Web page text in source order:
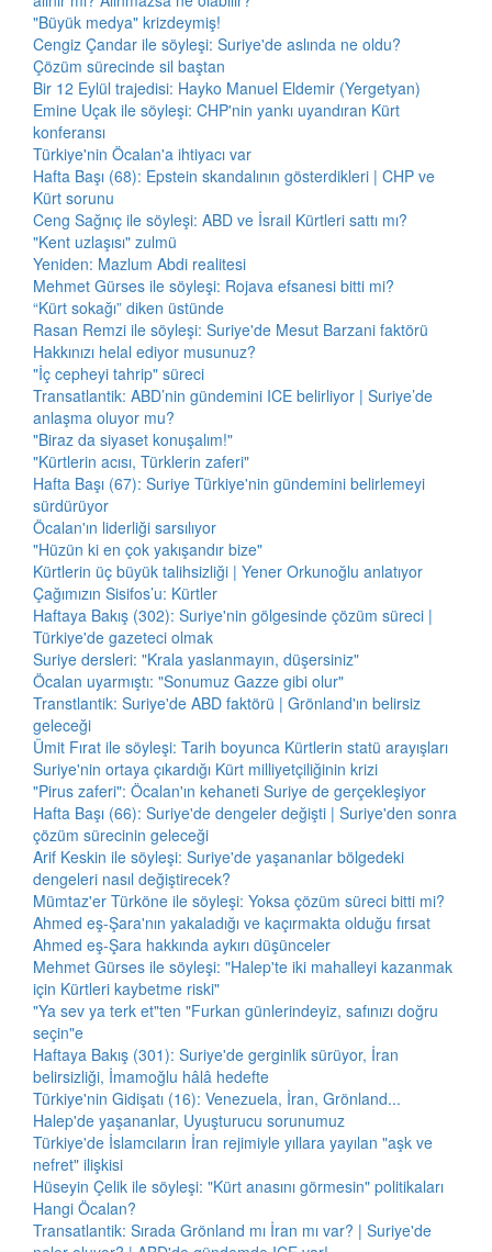
"Büyük medya" krizdeymiş!
Cengiz Çandar ile söyleşi: Suriye'de aslında ne oldu?
Çözüm sürecinde sil baştan
Bir 12 Eylül trajedisi: Hayko Manuel Eldemir (Yergetyan)
Emine Uçak ile söyleşi: CHP'nin yankı uyandıran Kürt
konferansı
Türkiye'nin Öcalan'a ihtiyacı var
Hafta Başı (68): Epstein skandalının gösterdikleri | CHP ve
Kürt sorunu
Ceng Sağnıç ile söyleşi: ABD ve İsrail Kürtleri sattı mı?
"Kent uzlaşısı" zulmü
Yeniden: Mazlum Abdi realitesi
Mehmet Gürses ile söyleşi: Rojava efsanesi bitti mi?
“Kürt sokağı” diken üstünde
Rasan Remzi ile söyleşi: Suriye'de Mesut Barzani faktörü
Hakkınızı helal ediyor musunuz?
"İç cepheyi tahrip" süreci
Transatlantik: ABD’nin gündemini ICE belirliyor | Suriye’de
anlaşma oluyor mu?
"Biraz da siyaset konuşalım!"
"Kürtlerin acısı, Türklerin zaferi"
Hafta Başı (67): Suriye Türkiye'nin gündemini belirlemeyi
sürdürüyor
Öcalan'ın liderliği sarsılıyor
"Hüzün ki en çok yakışandır bize"
Kürtlerin üç büyük talihsizliği | Yener Orkunoğlu anlatıyor
Çağımızın Sisifos’u: Kürtler
Haftaya Bakış (302): Suriye'nin gölgesinde çözüm süreci |
Türkiye'de gazeteci olmak
Suriye dersleri: "Krala yaslanmayın, düşersiniz"
Öcalan uyarmıştı: "Sonumuz Gazze gibi olur"
Transtlantik: Suriye'de ABD faktörü | Grönland'ın belirsiz
geleceği
Ümit Fırat ile söyleşi: Tarih boyunca Kürtlerin statü arayışları
Suriye'nin ortaya çıkardığı Kürt milliyetçiliğinin krizi
"Pirus zaferi": Öcalan'ın kehaneti Suriye de gerçekleşiyor
Hafta Başı (66): Suriye'de dengeler değişti | Suriye'den sonra
çözüm sürecinin geleceği
Arif Keskin ile söyleşi: Suriye'de yaşananlar bölgedeki
dengeleri nasıl değiştirecek?
Mümtaz'er Türköne ile söyleşi: Yoksa çözüm süreci bitti mi?
Ahmed eş-Şara'nın yakaladığı ve kaçırmakta olduğu fırsat
Ahmed eş-Şara hakkında aykırı düşünceler
Mehmet Gürses ile söyleşi: "Halep'te iki mahalleyi kazanmak
için Kürtleri kaybetme riski"
"Ya sev ya terk et"ten "Furkan günlerindeyiz, safınızı doğru
seçin"e
Haftaya Bakış (301): Suriye'de gerginlik sürüyor, İran
belirsizliği, İmamoğlu hâlâ hedefte
Türkiye'nin Gidişatı (16): Venezuela, İran, Grönland...
Halep'de yaşananlar, Uyuşturucu sorunumuz
Türkiye'de İslamcıların İran rejimiyle yıllara yayılan "aşk ve
nefret" ilişkisi
Hüseyin Çelik ile söyleşi: "Kürt anasını görmesin" politikaları
Hangi Öcalan?
Transatlantik: Sırada Grönland mı İran mı var? | Suriye'de